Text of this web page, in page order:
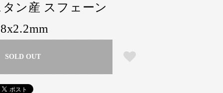
ン産 スフェーン
SOLD OUT